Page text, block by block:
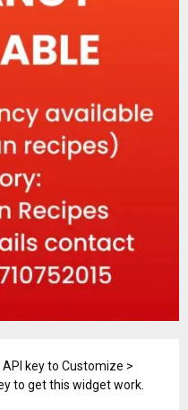
key to Customize >
to get this widget work.